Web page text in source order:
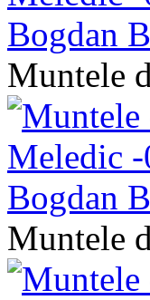
Muntele
Muntele